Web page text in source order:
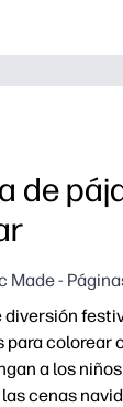
de
Made -
diversión
para colorear
a los
cenas